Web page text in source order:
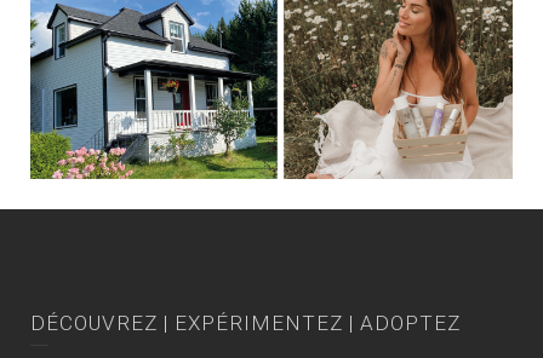
DÉCOUVREZ | EXPÉRIMENTEZ | ADOPTEZ